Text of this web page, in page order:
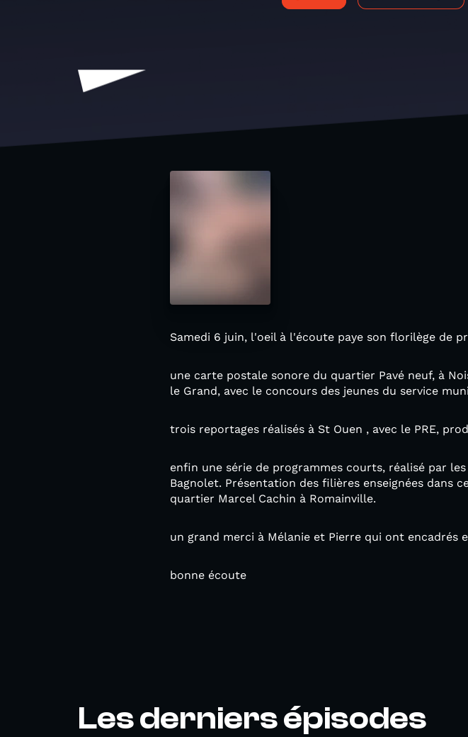
Samedi 6 juin, l'oeil à l'écoute paye son florilège de
une carte postale sonore du quartier Pavé neuf, à
le Grand, avec le concours des jeunes du service
trois reportages réalisés à St Ouen , avec le PRE,
enfin une série de programmes courts, réalisé par
Bagnolet. Présentation des filières enseignées dans
quartier Marcel Cachin à Romainville.
un grand merci à Mélanie et Pierre qui ont encadrés
bonne écoute
Les derniers épisodes